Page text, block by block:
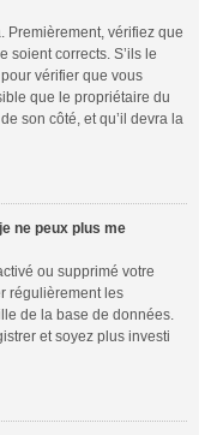
Premièrement, vérifiez que
soient corrects. S’ils le
vérifier que vous
que le propriétaire du
son côté, et qu’il devra la
ne peux plus me
ou supprimé votre
régulièrement les
de la base de données.
et soyez plus investi